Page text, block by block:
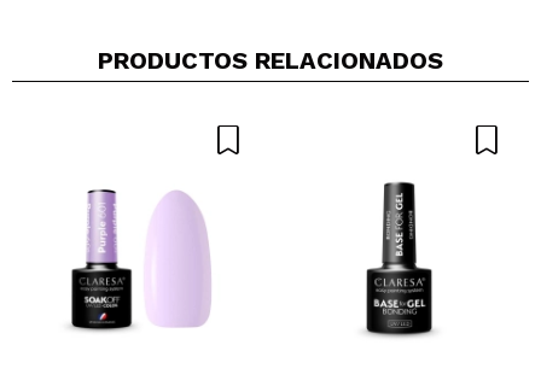
Tu vídeo podría ser el primero. Imagínatelo...
¿Recomendarías su compra? Si No
PRODUCTOS RELACIONADOS